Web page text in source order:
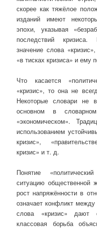
скорее как тяжёлое
изданий имеют
эпохи, указывая
последствий
значение слова
«в тисках кризиса» и ему
Что касается
«кризис», то она не
Некоторые словари не
основном в
«экономическом».
использованием
кризис»,
кризис» и т. д.
Понятие
ситуацию общественной
рост напряжённости в
означает конфликт
слова «кризис» дают
классовая борьба